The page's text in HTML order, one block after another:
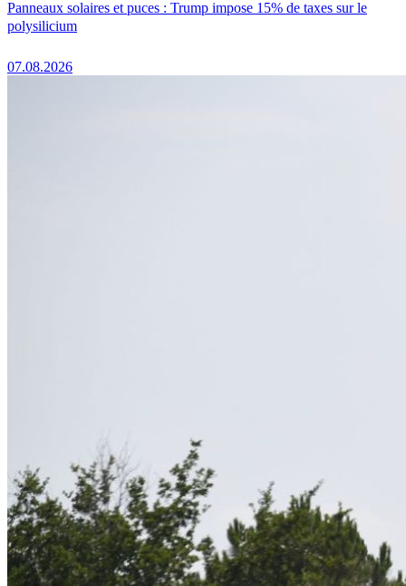
Panneaux solaires et puces : Trump impose 15% de taxes sur le
polysilicium
07.08.2026